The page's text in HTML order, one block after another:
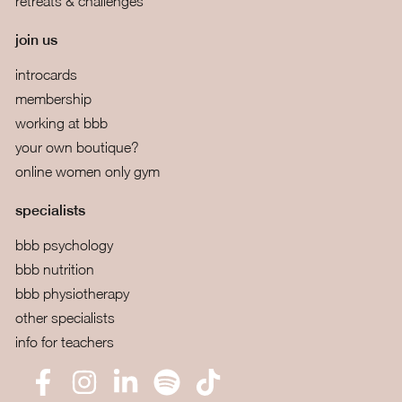
join us
introcards
membership
working at bbb
your own boutique?
online women only gym
specialists
bbb psychology
bbb nutrition
bbb physiotherapy
other specialists
info for teachers